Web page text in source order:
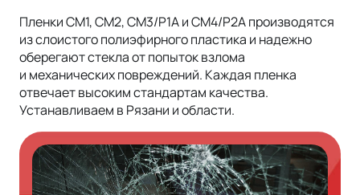
Пленки СМ1, СМ2, СМ3/Р1А и СМ4/Р2А производятся
из слоистого полиэфирного пластика и надежно
оберегают стекла от попыток взлома
и механических повреждений. Каждая пленка
отвечает высоким стандартам качества.
Устанавливаем в Рязани и области.